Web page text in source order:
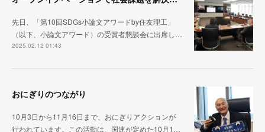
先日、「第10回SDGs小論文アワードby住友理工」
（以下、小論文アワード）の受賞者懇談会に出席し…
2025.02.12 01:43
おにぎりのつながり
10月3日から11月16日まで、おにぎりアクションが
行われています。この活動は、国連が定めた10月1…